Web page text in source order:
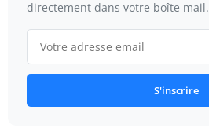
directement dans votre boîte mail.
S'inscrire